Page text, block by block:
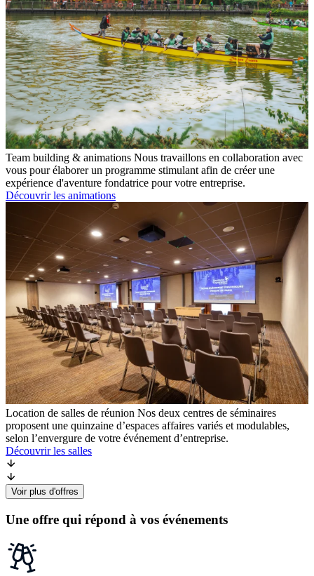
Team building & animations Nous travaillons en collaboration avec
vous pour élaborer un programme stimulant afin de créer une
expérience d'aventure fondatrice pour votre entreprise.
Découvrir les animations
Location de salles de réunion Nos deux centres de séminaires
proposent une quinzaine d’espaces affaires variés et modulables,
selon l’envergure de votre événement d’entreprise.
Découvrir les salles
Voir plus d'offres
Une offre qui répond à vos événements